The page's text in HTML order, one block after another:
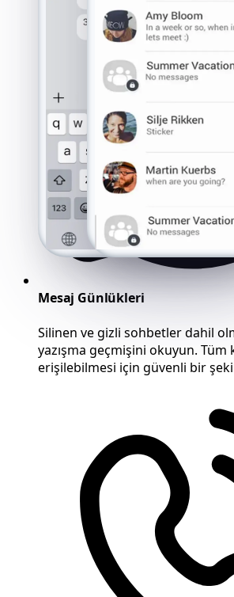
Mesaj Günlükleri
Silinen ve gizli sohbetler dahil
yazışma geçmişini okuyun.
erişilebilmesi için güvenli bir